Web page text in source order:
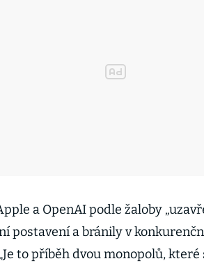
a OpenAI podle žaloby
postavení a bránily v
to příběh dvou monopolů,